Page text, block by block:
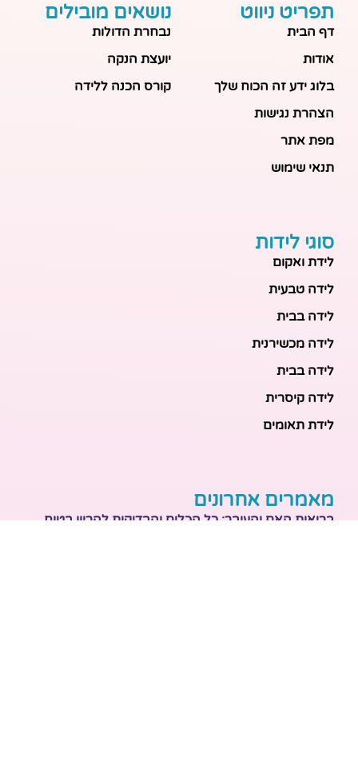
תפריט ניווט
דף הבית
אודות
בלוג ידע זה הכוח שלך
הצהרת נגישות
מפת אתר
תנאי שימוש
נושאים מובילים
נבחרת הדולות
יועצת הנקה
קורס הכנה ללידה
סוגי לידות
לידת ואקום
לידה טבעית
לידה בבית
לידה מכשירנית
לידה בבית
לידה קיסרית
לידת תאומים
מאמרים אחרונים
בריאות האם והעובר: כל הכלים והבדיקות להריון בטוח